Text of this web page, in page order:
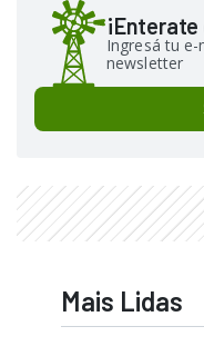
Ingresá tu
newsletter
Mais Lidas